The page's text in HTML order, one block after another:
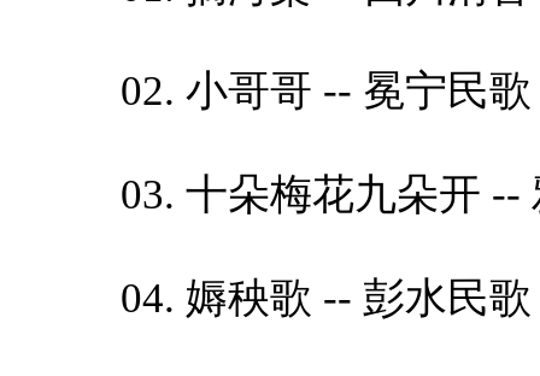
02. 小哥哥 -- 冕宁民
03. 十朵梅花九朵开 --
04. 媷秧歌 -- 彭水民